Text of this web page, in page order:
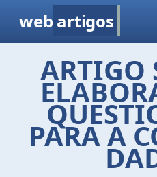
web artigos
ARTIGO
PARA A